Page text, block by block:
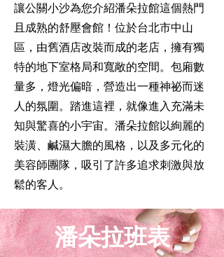
讓公關小沙為您介紹潘朵拉館這個熱門
且成熟的舒壓會館！位於台北市中山
區，由舊酒店改裝而成的老店，擁有獨
特的地下室格局和寬敞的空間。包廂數
量多，燈光偏暗，營造出一種神祕而迷
人的氛圍。踏進這裡，就像進入充滿未
知與驚喜的小宇宙。潘朵拉館以絢麗的
裝潢、鹹濕大膽的風格，以及多元化的
美容師團隊，吸引了許多追求刺激與放
鬆的客人。
潘朵拉班表